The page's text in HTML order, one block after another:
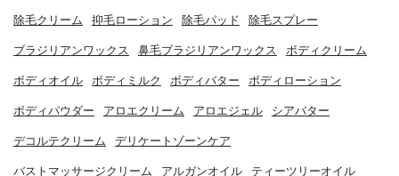
除毛クリーム 抑毛ローション 除毛パッド 除毛スプレー
ブラジリアンワックス 鼻毛ブラジリアンワックス ボディクリーム
ボディオイル ボディミルク ボディバター ボディローション
ボディパウダー アロエクリーム アロエジェル シアバター
デコルテクリーム デリケートゾーンケア
バストマッサージクリーム アルガンオイル ティーツリーオイル